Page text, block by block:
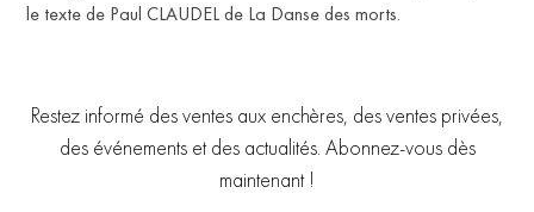
le texte de Paul CLAUDEL de La Danse des morts.
Restez informé des ventes aux enchères, des ventes privées,
des événements et des actualités. Abonnez-vous dès
maintenant !